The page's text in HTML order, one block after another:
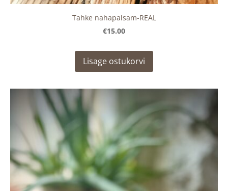
Tahke nahapalsam-REAL
€15.00
Lisage ostukorvi